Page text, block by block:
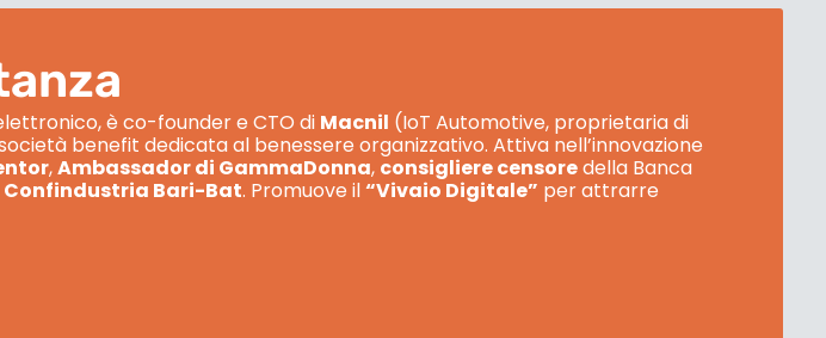
è co-founder e CTO di Macnil (IoT Automotive, proprietaria di
benefit dedicata al benessere organizzativo. Attiva nell’innovazione
,Ambassador di GammaDonna, consigliere censoredella Banca
Confindustria Bari-Bat. Promuove il“Vivaio Digitale” per attrarre